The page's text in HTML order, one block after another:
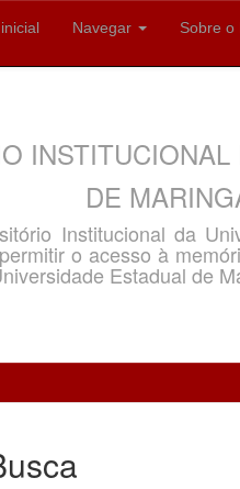
Navegar Sobre o
DE
Institucional da
o acesso à
Estadual de